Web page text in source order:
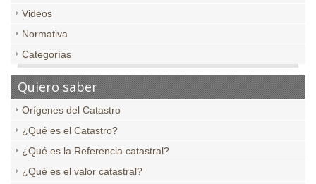
Videos
Normativa
Categorías
Quiero saber
Orígenes del Catastro
¿Qué es el Catastro?
¿Qué es la Referencia catastral?
¿Qué es el valor catastral?